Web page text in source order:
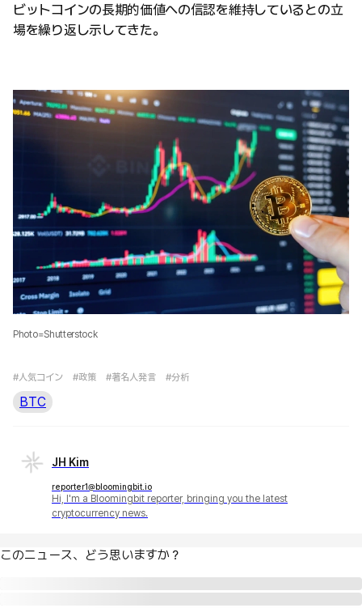
ビットコインの長期的価値への信認を維持しているとの立
場を繰り返し示してきた。
Photo=Shutterstock
#人気コイン #政策 #著名人発言 #分析
BTC
JH Kim
reporter1@bloomingbit.io
Hi, I'm a Bloomingbit reporter, bringing you the latest
cryptocurrency news.
このニュース、どう思いますか？